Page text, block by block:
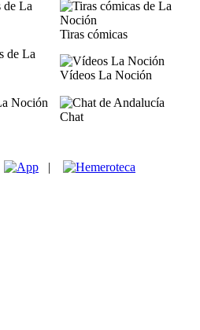
Tiras cómicas
Vídeos La Noción
Chat
|